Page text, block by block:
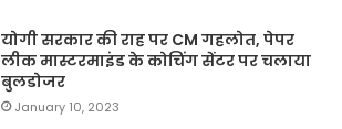
योगी सरकार की राह पर CM गहलोत, पेपर
लीक मास्टरमाइंड के कोचिंग सेंटर पर चलाया
बुलडोजर
January 10, 2023